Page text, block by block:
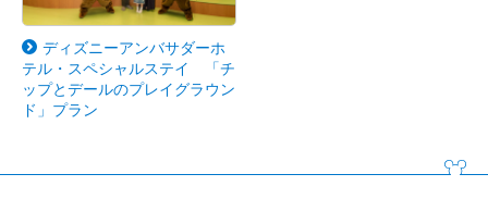
ディズニーアンバサダーホ
テル・スペシャルステイ 「チ
ップとデールのプレイグラウン
ド」プラン